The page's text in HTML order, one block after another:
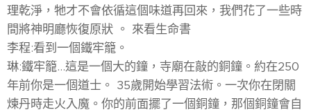
理乾淨，牠才不會依循這個味道再回來，我們花了一些時
間將神明廳恢復原狀 。 來看生命書
李程:看到一個鐵牢籠。
琳:鐵牢籠...這是一個大的鐘，寺廟在敲的銅鐘。約在250
年前你是一個道士。 35歲開始學習法術。一次你在閉關
煉丹時走火入魔。你的前面擺了一個銅鐘，那個銅鐘會自